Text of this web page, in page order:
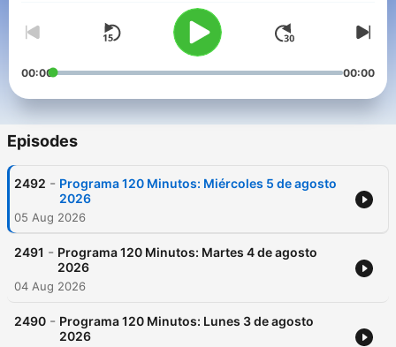
00:00 00:00
Episodes
2492 - Programa 120 Minutos: Miércoles 5 de agosto
2026
05 Aug 2026
2491 - Programa 120 Minutos: Martes 4 de agosto
2026
04 Aug 2026
2490 - Programa 120 Minutos: Lunes 3 de agosto
2026